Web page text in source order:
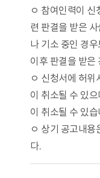
ㅇ 참여인력이 신
련 판결을 받은
나 기소 중인 경
이후 판결을 받은
ㅇ 신청서에 허위
이 취소될 수 있
이 취소될 수 있습
ㅇ 상기 공고내용
다.